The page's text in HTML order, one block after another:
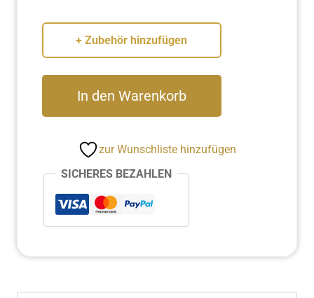
+ Zubehör hinzufügen
Kristallklang
Menge
In den Warenkorb
zur Wunschliste hinzufügen
SICHERES BEZAHLEN